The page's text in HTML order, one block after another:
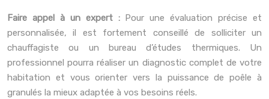
Faire appel à un expert :
Pour une évaluation précise et
personnalisée, il est fortement conseillé de solliciter un
chauffagiste ou un bureau d’études thermiques. Un
professionnel pourra réaliser un diagnostic complet de votre
habitation et vous orienter vers la puissance de poêle à
granulés la mieux adaptée à vos besoins réels.